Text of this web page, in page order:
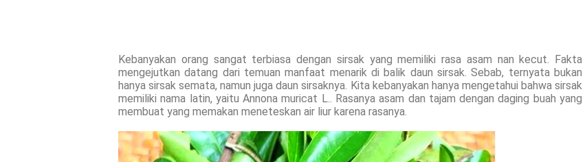
Kebanyakan orang sangat terbiasa dengan sirsak yang memiliki rasa asam nan kecut. Fakta
mengejutkan datang dari temuan manfaat menarik di balik daun sirsak. Sebab, ternyata bukan
hanya sirsak semata, namun juga daun sirsaknya. Kita kebanyakan hanya mengetahui bahwa sirsak
memiliki nama latin, yaitu Annona muricat L.. Rasanya asam dan tajam dengan daging buah yang
membuat yang memakan meneteskan air liur karena rasanya.